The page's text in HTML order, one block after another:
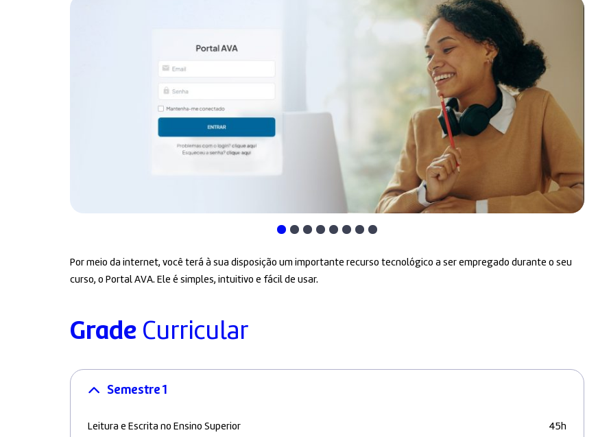
Por meio da internet, você terá à sua disposição um importante recurso tecnológico a ser empregado durante o seu
curso, o Portal AVA. Ele é simples, intuitivo e fácil de usar.
Grade Curricular
Semestre 1
Leitura e Escrita no Ensino Superior 45h